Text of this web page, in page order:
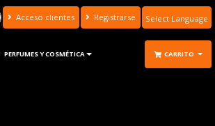
Acceso clientes Registrarse
Translate
PERFUMES Y COSMÉTICA CARRITO